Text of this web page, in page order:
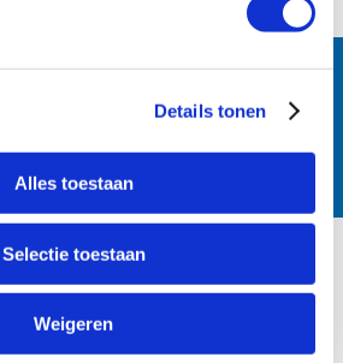
Details tonen
Alles toestaan
Selectie toestaan
Weigeren